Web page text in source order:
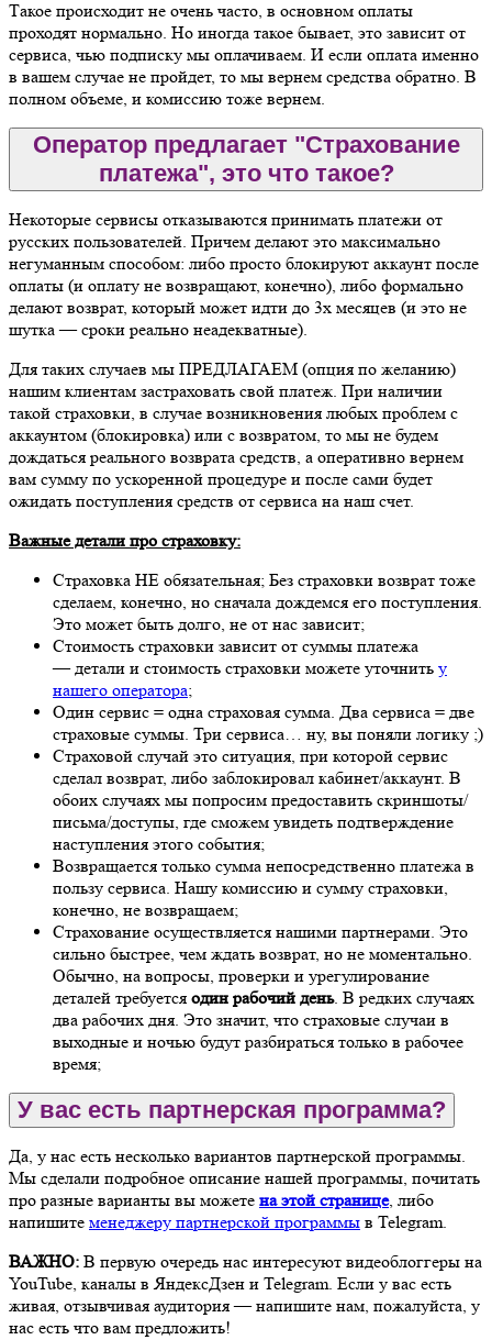
Такое происходит не очень часто, в основном оплаты
проходят нормально. Но иногда такое бывает, это зависит от
сервиса, чью подписку мы оплачиваем. И если оплата именно
в вашем случае не пройдет, то мы вернем средства обратно. В
полном объеме, и комиссию тоже вернем.
Оператор предлагает "Страхование
платежа", это что такое?
Некоторые сервисы отказываются принимать платежи от
русских пользователей. Причем делают это максимально
негуманным способом: либо просто блокируют аккаунт после
оплаты (и оплату не возвращают, конечно), либо формально
делают возврат, который может идти до 3х месяцев (и это не
шутка — сроки реально неадекватные).
Для таких случаев мы ПРЕДЛАГАЕМ (опция по желанию)
нашим клиентам застраховать свой платеж. При наличии
такой страховки, в случае возникновения любых проблем с
аккаунтом (блокировка) или с возвратом, то мы не будем
дождаться реального возврата средств, а оперативно вернем
вам сумму по ускоренной процедуре и после сами будет
ожидать поступления средств от сервиса на наш счет.
Важные детали про страховку:
Страховка НЕ обязательная; Без страховки возврат тоже
сделаем, конечно, но сначала дождемся его поступления.
Это может быть долго, не от нас зависит;
Стоимость страховки зависит от суммы платежа
— детали и стоимость страховки можете уточнить у
нашего оператора;
Один сервис = одна страховая сумма. Два сервиса = две
страховые суммы. Три сервиса… ну, вы поняли логику ;)
Страховой случай это ситуация, при которой сервис
сделал возврат, либо заблокировал кабинет/аккаунт. В
обоих случаях мы попросим предоставить скриншоты/
письма/доступы, где сможем увидеть подтверждение
наступления этого события;
Возвращается только сумма непосредственно платежа в
пользу сервиса. Нашу комиссию и сумму страховки,
конечно, не возвращаем;
Страхование осуществляется нашими партнерами. Это
сильно быстрее, чем ждать возврат, но не моментально.
Обычно, на вопросы, проверки и урегулирование
деталей требуется один рабочий день. В редких случаях
два рабочих дня. Это значит, что страховые случаи в
выходные и ночью будут разбираться только в рабочее
время;
У вас есть партнерская программа?
Да, у нас есть несколько вариантов партнерской программы.
Мы сделали подробное описание нашей программы, почитать
про разные варианты вы можете на этой странице, либо
напишите менеджеру партнерской программы в Telegram.
ВАЖНО: В первую очередь нас интересуют видеоблоггеры на
YouTube, каналы в ЯндексДзен и Telegram. Если у вас есть
живая, отзывчивая аудитория — напишите нам, пожалуйста, у
нас есть что вам предложить!